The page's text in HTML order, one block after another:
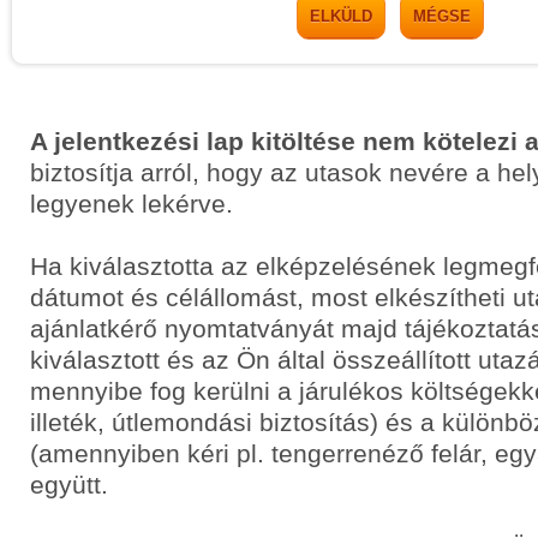
ELKÜLD MÉGSE
A jelentkezési lap kitöltése nem kötelezi
biztosítja arról, hogy az utasok nevére a
legyenek lekérve.
Ha kiválasztotta az elképzelésének
dátumot és célállomást, most elkészítheti
ajánlatkérő nyomtatványát majd
kiválasztott és az Ön által összeállított
mennyibe fog kerülni a járulékos
illeték, útlemondási biztosítás) és a
(amennyiben kéri pl. tengerrenéző felár,
együtt.